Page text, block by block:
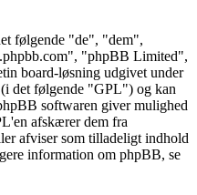
følgende "de", "dem",
"phpBB Limited",
board-løsning udgivet under
det følgende "GPL") og kan
softwaren giver mulighed
afskærer dem fra
afviser som tilladeligt indhold
information om phpBB, se